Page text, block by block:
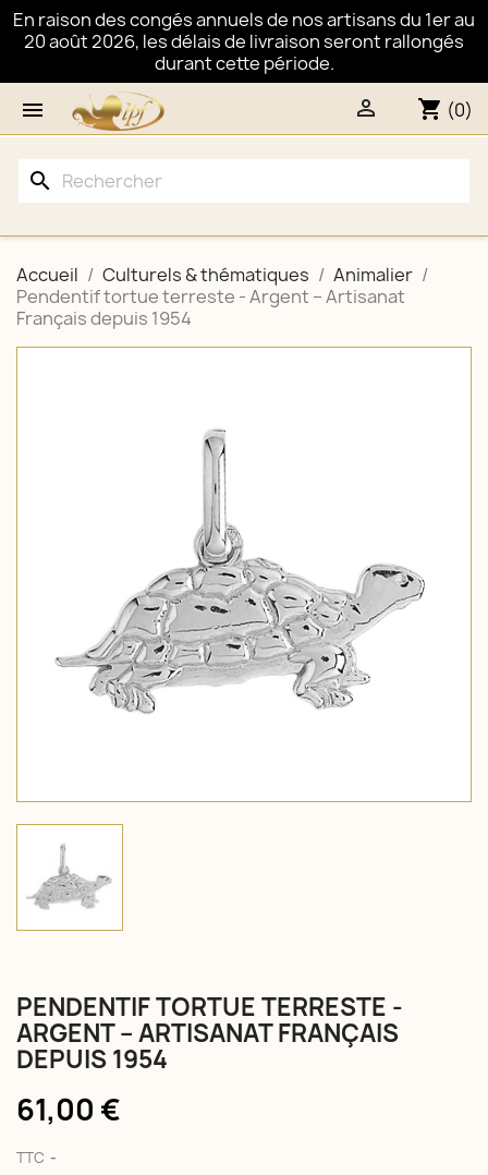
En raison des congés annuels de nos artisans du 1er au
20 août 2026, les délais de livraison seront rallongés
durant cette période.
 shopping_cart (0)

search
Accueil Culturels & thématiques
Animalier
Pendentif tortue terreste - Argent – Artisanat
Français depuis 1954
PENDENTIF TORTUE TERRESTE -
ARGENT – ARTISANAT FRANÇAIS
DEPUIS 1954
61,00 €
TTC